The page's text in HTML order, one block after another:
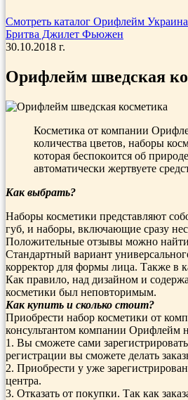
Смотреть каталог Орифлейм Украина
Бритва Джилет Фьюжен
30.10.2018 г.
Орифлейм шведская
Косметика от компании
количества цветов, наборы
которая беспокоится об
автоматически жертвуете
Как выбрать?
Наборы косметики представляют
губ, и наборы, включающие сразу
Положительные отзывы можно
Стандартный вариант
корректор для формы лица. Также в
Как правило, над дизайном и
косметики был неповторимым.
Как купить и сколько стоит?
Приобрести набор косметики от
консультантом компании Орифлейм
1. Вы сможете сами
регистрации вы сможете делать
2. Приобрести у уже
центра.
3. Отказать от покупки. Так как